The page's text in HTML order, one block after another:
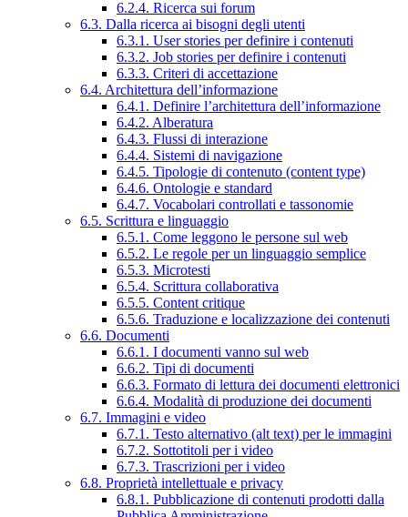
6.2.4. Ricerca sui forum
6.3. Dalla ricerca ai bisogni degli utenti
6.3.1. User stories per definire i contenuti
6.3.2. Job stories per definire i contenuti
6.3.3. Criteri di accettazione
6.4. Architettura dell’informazione
6.4.1. Definire l’architettura dell’informazione
6.4.2. Alberatura
6.4.3. Flussi di interazione
6.4.4. Sistemi di navigazione
6.4.5. Tipologie di contenuto (content type)
6.4.6. Ontologie e standard
6.4.7. Vocabolari controllati e tassonomie
6.5. Scrittura e linguaggio
6.5.1. Come leggono le persone sul web
6.5.2. Le regole per un linguaggio semplice
6.5.3. Microtesti
6.5.4. Scrittura collaborativa
6.5.5. Content critique
6.5.6. Traduzione e localizzazione dei contenuti
6.6. Documenti
6.6.1. I documenti vanno sul web
6.6.2. Tipi di documenti
6.6.3. Formato di lettura dei documenti elettronici
6.6.4. Modalità di produzione dei documenti
6.7. Immagini e video
6.7.1. Testo alternativo (alt text) per le immagini
6.7.2. Sottotitoli per i video
6.7.3. Trascrizioni per i video
6.8. Proprietà intellettuale e privacy
6.8.1. Pubblicazione di contenuti prodotti dalla